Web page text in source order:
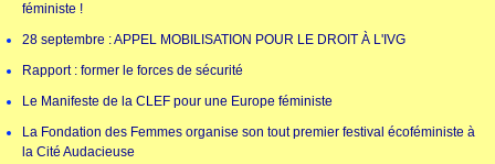
féministe !
28 septembre : APPEL MOBILISATION POUR LE DROIT À L'IVG
Rapport : former le forces de sécurité
Le Manifeste de la CLEF pour une Europe féministe
La Fondation des Femmes organise son tout premier festival écoféministe à
la Cité Audacieuse